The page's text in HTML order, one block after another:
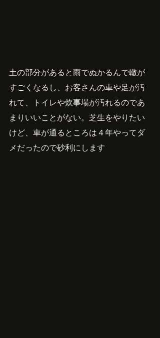
土の部分があると雨でぬかるんで轍が
すごくなるし、お客さんの車や足が汚
れて、トイレや炊事場が汚れるのであ
まりいいことがない。芝生をやりたい
けど、車が通るところは４年やってダ
メだったので砂利にします